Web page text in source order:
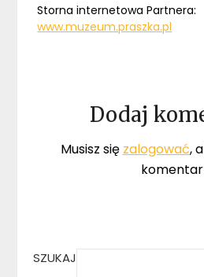
Storna internetowa Partnera:
www.muzeum.praszka.pl
Dodaj
Musisz się zalogować,
SZUKAJ